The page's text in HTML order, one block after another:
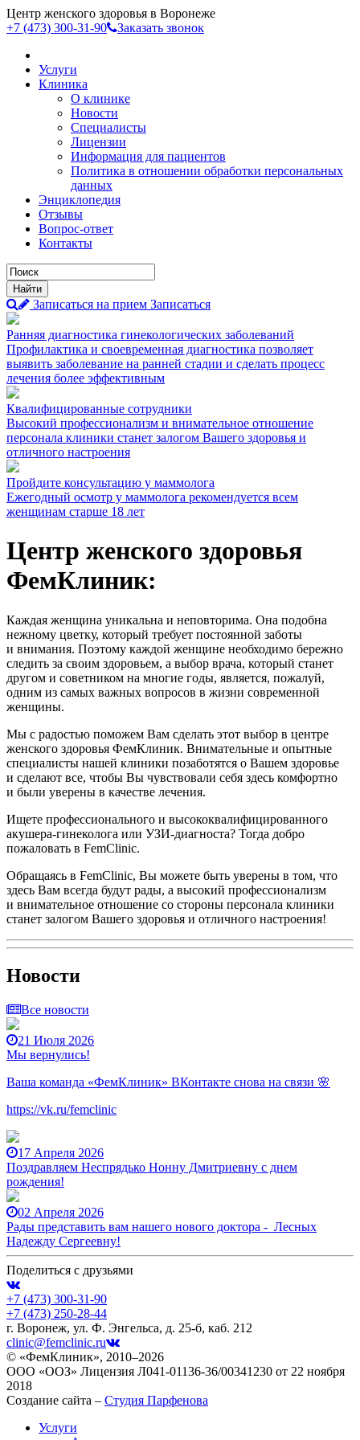
Центр женского здоровья в Воронеже
+7 (473) 300-31-90 Заказать звонок
Услуги
Клиника
О клинике
Новости
Специалисты
Лицензии
Информация для пациентов
Политика в отношении обработки персональных
данных
Энциклопедия
Отзывы
Вопрос-ответ
Контакты
Записаться на прием Записаться
Ранняя диагностика гинекологических заболеваний
Профилактика и своевременная диагностика позволяет
выявить заболевание на ранней стадии и сделать процесс
лечения более эффективным
Квалифицированные сотрудники
Высокий профессионализм и внимательное отношение
персонала клиники станет залогом Вашего здоровья и
отличного настроения
Пройдите консультацию у маммолога
Ежегодный осмотр у маммолога рекомендуется всем
женщинам старше 18 лет
Центр женского здоровья
ФемКлиник:
Каждая женщина уникальна и неповторима. Она подобна
нежному цветку, который требует постоянной заботы
и внимания. Поэтому каждой женщине необходимо бережно
следить за своим здоровьем, а выбор врача, который станет
другом и советником на многие годы, является, пожалуй,
одним из самых важных вопросов в жизни современной
женщины.
Мы с радостью поможем Вам сделать этот выбор в центре
женского здоровья ФемКлиник. Внимательные и опытные
специалисты нашей клиники позаботятся о Вашем здоровье
и сделают все, чтобы Вы чувствовали себя здесь комфортно
и были уверены в качестве лечения.
Ищете профессионального и высококвалифицированного
акушера-гинеколога или УЗИ-диагноста? Тогда добро
пожаловать в FemClinic.
Обращаясь в FemClinic, Вы можете быть уверены в том, что
здесь Вам всегда будут рады, а высокий профессионализм
и внимательное отношение со стороны персонала клиники
станет залогом Вашего здоровья и отличного настроения!
Новости
Все новости
21 Июля 2026
Мы вернулись!
Ваша команда «ФемКлиник» ВКонтакте снова на связи 🌸
https://vk.ru/femclinic
17 Апреля 2026
Поздравляем Неспрядько Нонну Дмитриевну с днем
рождения!
02 Апреля 2026
Рады представить вам нашего нового доктора - Лесных
Надежду Сергеевну!
Поделиться с друзьями
+7 (473) 300-31-90
+7 (473) 250-28-44
г. Воронеж, ул. Ф. Энгельса, д. 25-б, каб. 212
clinic@femclinic.ru
© «ФемКлиник», 2010–2026
ООО «ООЗ» Лицензия Л041-01136-36/00341230 от 22 ноября
2018
Создание сайта – Студия Парфенова
Услуги